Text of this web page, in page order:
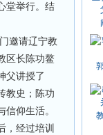
堂举行。结
邀请辽宁教
区长陈功鳌
父讲授了
教史；陈功
仰生活。
，经过培训